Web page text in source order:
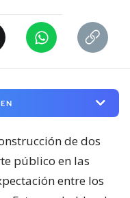
de dos
público en las
entre los